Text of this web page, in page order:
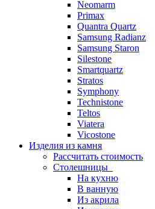
Neomarm
Primax
Quantra Quartz
Samsung Radianz
Samsung Staron
Silestone
Smartquartz
Stratos
Symphony
Technistone
Teltos
Viatera
Vicostone
Изделия из камня
Рассчитать стоимость
Столешницы
На кухню
В ванную
Из акрила